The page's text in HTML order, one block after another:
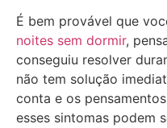
É bem provável que
noites sem dormir,
conseguiu resolver
não tem solução
conta e os
esses sintomas podem